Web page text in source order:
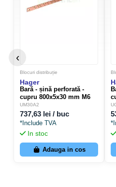
Secțiune conductor
(rigid)
0,14
Material PA
Culoare Roz
Lățime 12,5
Înălțime 21,6
Adâncime 17,7 mm
‹
Blocuri distribuție
Hager
Bară - șină perforată -
cupru 800x5x30 mm M6
400A - Hager UM30A2
UM30A2
737,63 lei / buc
*Include TVA
In stoc
Adauga in cos